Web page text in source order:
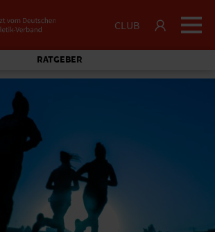
CLUB
RATGEBER